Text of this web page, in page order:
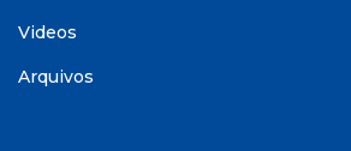
Videos
Arquivos